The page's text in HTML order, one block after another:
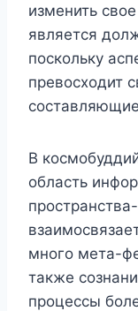
изменить
является
поскольку
превосходит
В
область
много мета-
также
процессы